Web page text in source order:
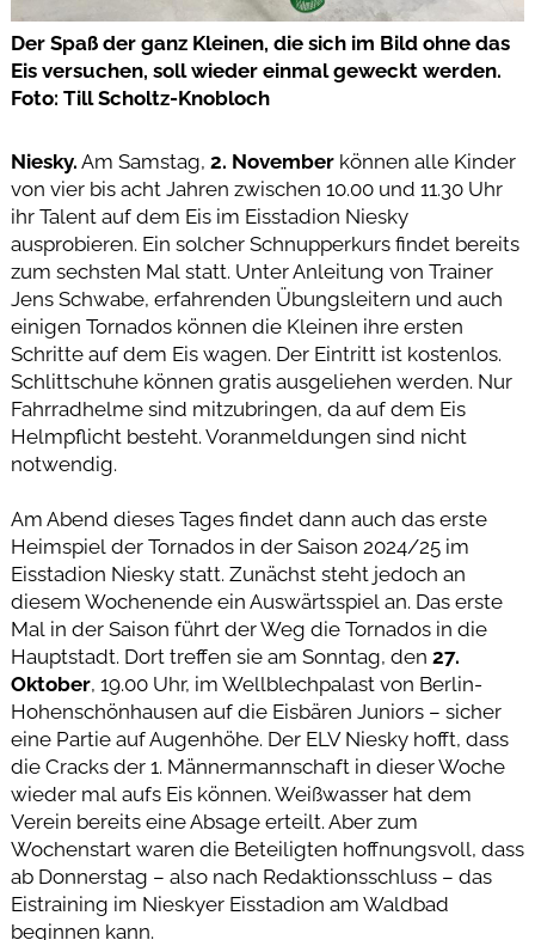
Der Spaß der ganz Kleinen, die sich im Bild ohne das
Eis versuchen, soll wieder einmal geweckt werden.
Foto: Till Scholtz-Knobloch
Niesky. Am Samstag, 2. Novemberkönnen alle Kinder
von vier bis acht Jahren zwischen 10.00 und 11.30 Uhr
ihr Talent auf dem Eis im Eisstadion Niesky
ausprobieren. Ein solcher Schnupperkurs findet bereits
zum sechsten Mal statt. Unter Anleitung von Trainer
Jens Schwabe, erfahrenden Übungsleitern und auch
einigen Tornados können die Kleinen ihre ersten
Schritte auf dem Eis wagen. Der Eintritt ist kostenlos.
Schlittschuhe können gratis ausgeliehen werden. Nur
Fahrradhelme sind mitzubringen, da auf dem Eis
Helmpflicht besteht. Voranmeldungen sind nicht
notwendig.
Am Abend dieses Tages findet dann auch das erste
Heimspiel der Tornados in der Saison 2024/25 im
Eisstadion Niesky statt. Zunächst steht jedoch an
diesem Wochenende ein Auswärtsspiel an. Das erste
Mal in der Saison führt der Weg die Tornados in die
Hauptstadt. Dort treffen sie am Sonntag, den 27.
Oktober, 19.00 Uhr, im Wellblechpalast von Berlin-
Hohenschönhausen auf die Eisbären Juniors – sicher
eine Partie auf Augenhöhe. Der ELV Niesky hofft, dass
die Cracks der 1. Männermannschaft in dieser Woche
wieder mal aufs Eis können. Weißwasser hat dem
Verein bereits eine Absage erteilt. Aber zum
Wochenstart waren die Beteiligten hoffnungsvoll, dass
ab Donnerstag – also nach Redaktionsschluss – das
Eistraining im Nieskyer Eisstadion am Waldbad
beginnen kann.